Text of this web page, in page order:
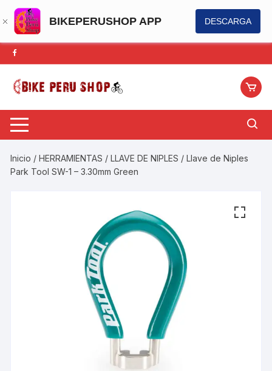
BIKEPERUSHOP APP DESCARGA
Saltar
al
contenido
Inicio /HERRAMIENTAS /LLAVE DE NIPLES / Llave de Niples
Park Tool SW-1 – 3.30mm Green